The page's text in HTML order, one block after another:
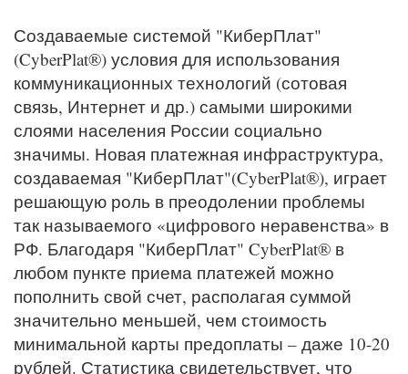
Создаваемые системой "КиберПлат"
(CyberPlat®) условия для использования
коммуникационных технологий (сотовая
связь, Интернет и др.) самыми широкими
слоями населения России социально
значимы. Новая платежная инфраструктура,
создаваемая "КиберПлат"(CyberPlat®), играет
решающую роль в преодолении проблемы
так называемого «цифрового неравенства» в
РФ. Благодаря "КиберПлат" CyberPlat® в
любом пункте приема платежей можно
пополнить свой счет, располагая суммой
значительно меньшей, чем стоимость
минимальной карты предоплаты – даже 10-20
рублей. Статистика свидетельствует, что